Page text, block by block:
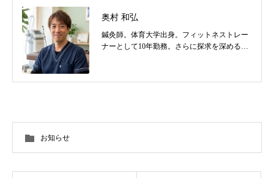
奥村 和弘
鍼灸師。体育大学出身。フィットネストレー
ナーとして10年勤務。さらに探求を深めるべ
の他顔鍼など様々な症状の施術に日々、奔走
お知らせ